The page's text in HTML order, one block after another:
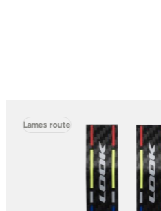
Lames route